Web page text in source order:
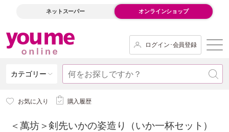
ネットスーパー オンラインショップ
ログイン･会員登録
カテゴリー
お気に入り 購入履歴
＜萬坊＞剣先いかの姿造り（いか一杯セット）